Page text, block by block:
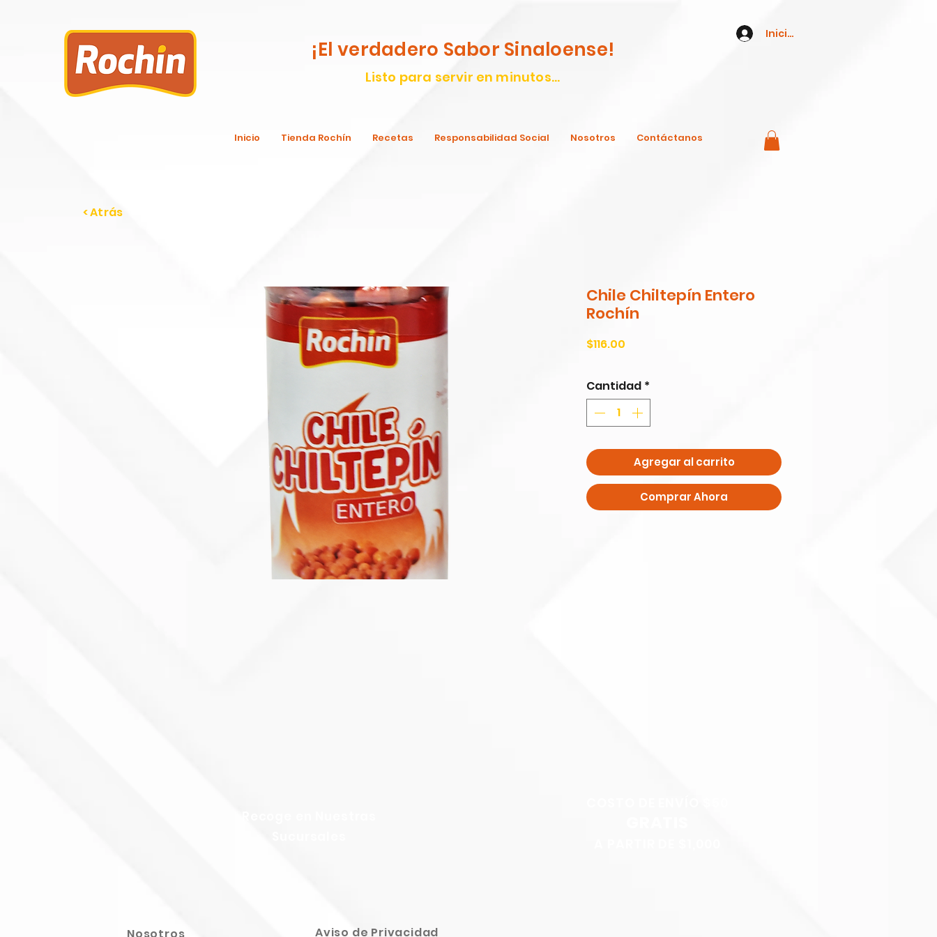
¡El verdadero Sabor Sinaloense!
Listo para servir en minutos...
Iniciar Sesión
Inicio Tienda Rochín Recetas Responsabilidad Social Nosotros Contáctanos
Chile Chiltepín Entero
Rochín
$116.00
Cantidad *
Agregar al carrito
Comprar Ahora
< Atrás
Aviso de Privacidad